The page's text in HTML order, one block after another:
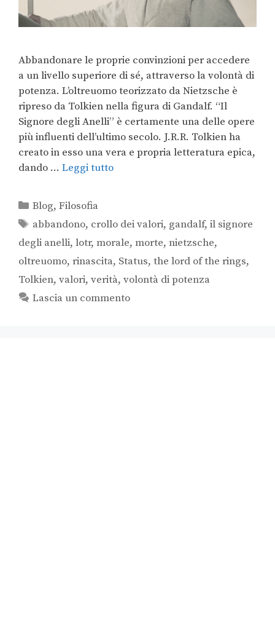
Abbandonare le proprie convinzioni per accedere
a un livello superiore di sé, attraverso la volontà di
potenza. L’oltreuomo teorizzato da Nietzsche è
ripreso da Tolkien nella figura di Gandalf. “Il
Signore degli Anelli” è certamente una delle opere
più influenti dell’ultimo secolo. J.R.R. Tolkien ha
creato in esso una vera e propria letteratura epica,
dando … Leggi tutto
Blog,Filosofia
abbandono, crollo dei valori, gandalf,il signore
degli anelli, lotr, morale, morte, nietzsche,
oltreuomo, rinascita, Status, the lord of the rings,
Tolkien, valori, verità, volontà di potenza
Lascia un commento